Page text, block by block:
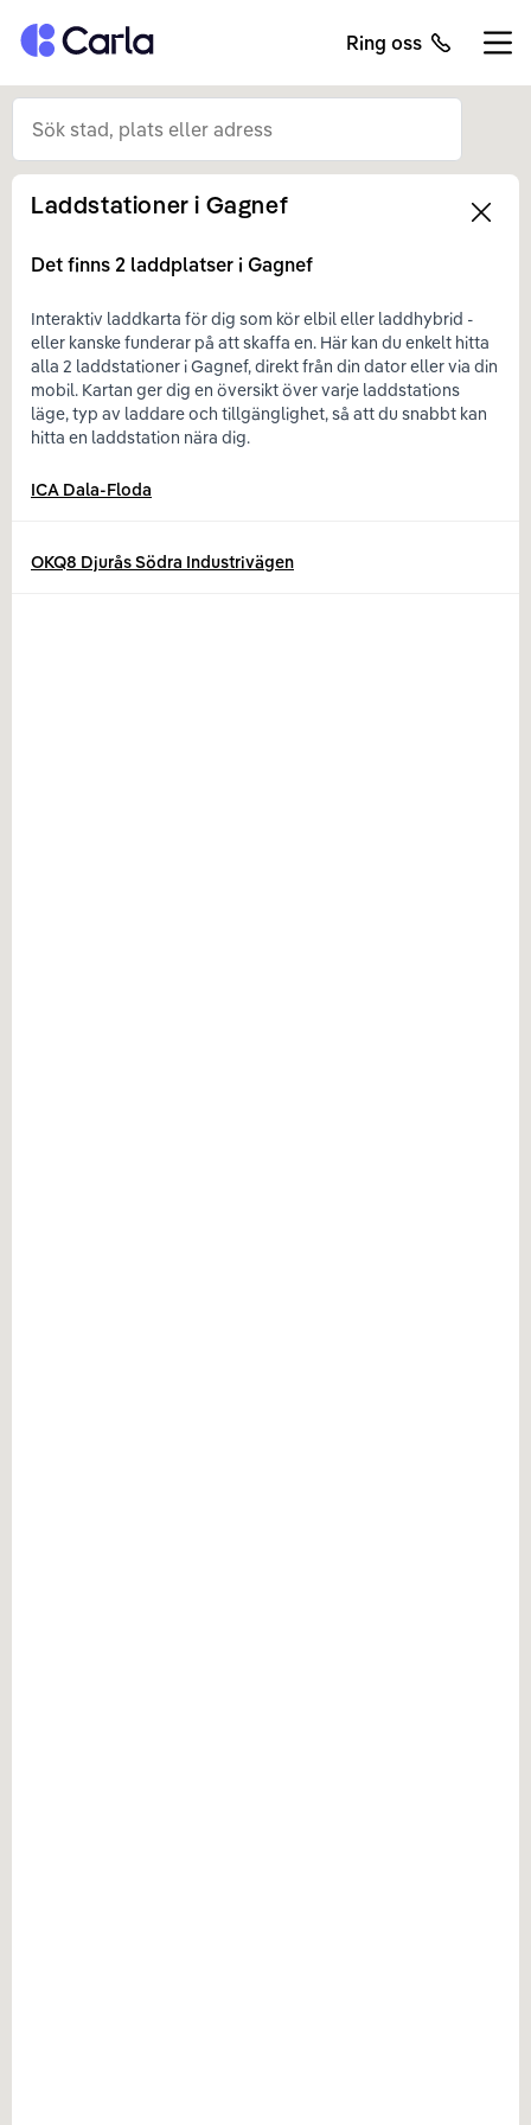
Tillbaka till startsidan Ring oss
Left
Laddstationer i Gagnef
Det finns 2 laddplatser i Gagnef
Interaktiv laddkarta för dig som kör elbil eller laddhybrid -
eller kanske funderar på att skaffa en. Här kan du enkelt hitta
alla 2 laddstationer i Gagnef, direkt från din dator eller via din
mobil. Kartan ger dig en översikt över varje laddstations
läge, typ av laddare och tillgänglighet, så att du snabbt kan
hitta en laddstation nära dig.
ICA Dala-Floda
OKQ8 Djurås Södra Industrivägen